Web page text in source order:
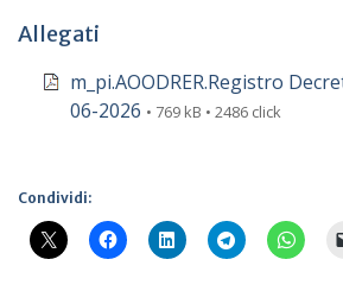
Allegati
m_pi.AOODRER.Registro
06-2026 • 769 kB • 2486 click
Condividi: